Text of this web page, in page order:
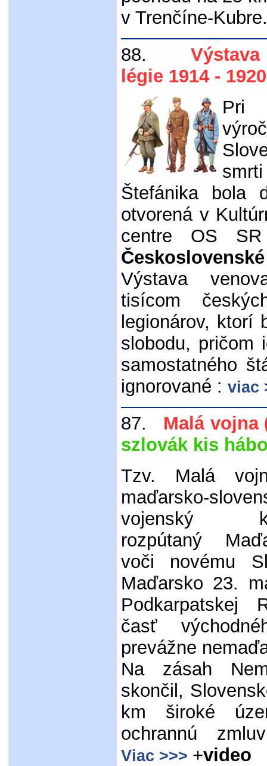
v Trenčíne-
88.
Výstava
légie 1914 -
Pri
Štefánika bola
otvorená v
centre OS
Výstava
tisícom
legionárov, ktorí
slobodu, pričom
samostatného
ignorované : viac
87.
Malá vojna
szlovák kis
Tzv. Malá
maďarsko-
vojenský
rozpútaný
voči novému
Maďarsko 23.
Podkarpatskej
časť
prevážne
Na zásah
skončil,
km široké
ochrannú
Viac >>> +video